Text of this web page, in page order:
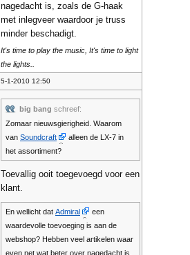
nagedacht is, zoals de G-haak
met inlegveer waardoor je truss
minder beschadigt.
It's time to play the music, It's time to light
the lights..
5-1-2010 12:50
big bang schreef:
Zomaar nieuwsgierigheid. Waarom
van Soundcraft
alleen de LX-7 in
het assortiment?
Toevallig ooit toegevoegd voor een
klant.
En wellicht dat Admiral
een
waardevolle toevoeging is aan de
webshop? Hebben veel artikelen waar
even net wat beter over nagedacht is,